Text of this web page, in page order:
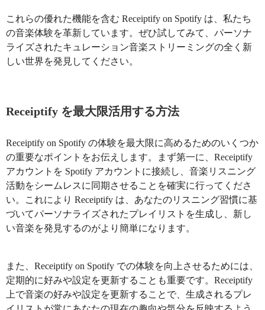
これらの優れた機能を含む Receiptify on Spotify は、私たち
の音楽体験を革新しています。ぜひ試してみて、パーソナ
ライズされたキュレーション音楽ストリーミングの全く新
しい世界を発見してください。
Receiptify を最大限活用する方法
Receiptify on Spotify の体験を最大限に高めるためのいくつか
の重要なポイントをお伝えします。まず第一に、Receiptify
アカウントを Spotify アカウントに接続し、音楽リスニング
活動をシームレスに同期させることを確実に行ってくださ
い。これにより Receiptify は、あなたのリスニング習慣に基
づいてパーソナライズされたプレイリストを生成し、新し
い音楽を発見するのがより簡単になります。
また、Receiptify on Spotify での体験を向上させるためには、
定期的に好みや設定を更新することも重要です。Receiptify
上で音楽の好みや設定を更新することで、生成されるプレ